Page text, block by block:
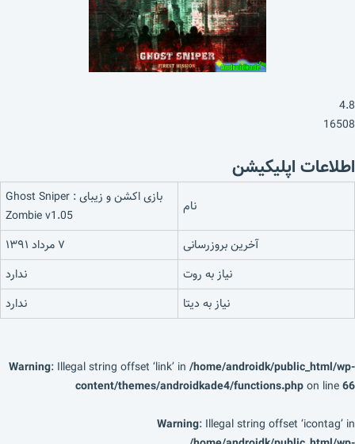
4.8
16508
اطلاعات اپلیکیشن
نام
بازی اکشن و زیبای Ghost Sniper :
Zombie v1.05
آخرین بروزرسانی
۷ مرداد ۱۳۹۱
نیاز به روت
ندارد
نیاز به دیتا
ندارد
Warning: Illegal string offset ‘link’ in /home/androidk/public_html/wp-
content/themes/androidkade4/functions.phpon line66
Warning: Illegal string offset ‘icontag’ in